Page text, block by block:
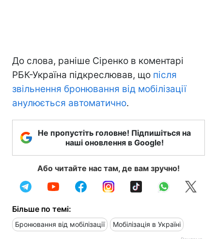
До слова, раніше Сіренко в коментарі
РБК-Україна підкреслював, що після
звільнення бронювання від мобілізації
анулюється автоматично.
Не пропустіть головне! Підпишіться на
наші оновлення в Google!
Або читайте нас там, де вам зручно!
Більше по темі:
Бронювання від мобілізації Мобілізація в Україні